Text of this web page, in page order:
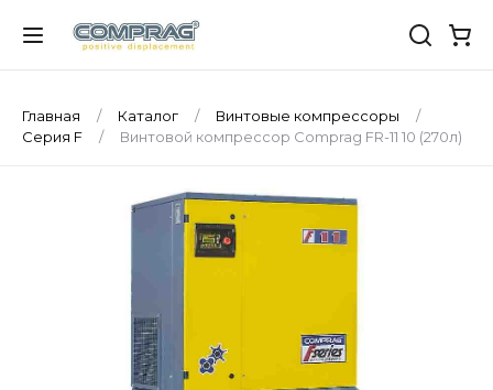
Главная Каталог
Винтовые компрессоры
Серия F
Винтовой компрессор Comprag FR-11 10 (270л)